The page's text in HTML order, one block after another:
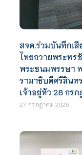
สจด.ร่วมบันทึกเสี
ไทยถวายพระพร
พระชนมพรรษา
รามาธิบดีศรีสินท
เจ้าอยู่หัว 28 กร
27 กรกฎาคม 2026